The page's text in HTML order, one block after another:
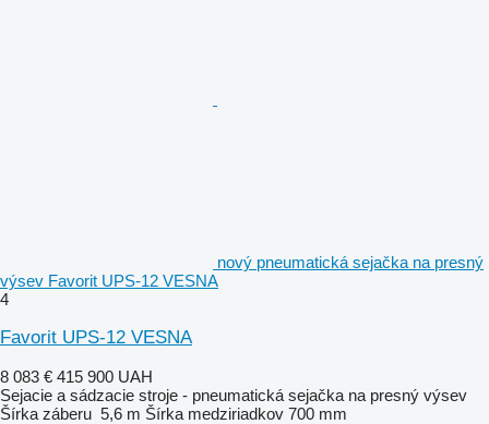
nový pneumatická sejačka na presný
výsev Favorit UPS-12 VESNA
4
Favorit UPS-12 VESNA
8 083 € 415 900 UAH
Sejacie a sádzacie stroje - pneumatická sejačka na presný výsev
Šírka záberu 5,6 m Šírka medziriadkov 700 mm